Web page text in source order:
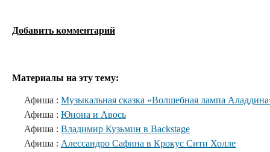
Добавить комментарий
Материалы на эту тему:
Афиша : Музыкальная сказка «Волшебная лампа
Афиша : Юнона и Авось
Афиша : Владимир Кузьмин в Backstage
Афиша : Алессандро Сафина в Крокус Сити Холле